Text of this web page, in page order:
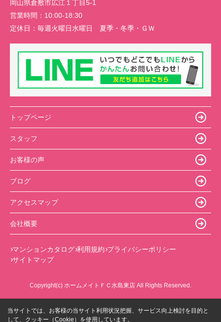
岡山県倉敷市広江１丁目5-1
営業時間： 10:00-18:30
定休日： 毎週火曜日水曜日 夏季・冬季・ＧＷ
トップページ
スタッフ
お客様の声
ブログ
アクセスマップ
会社概要
マンションカタログ 利用規約 プライバシーポリシー
サイトマップ
Copyright(c) ホームメイトＦＣ水島東店 All Rights Reserved.
当サイトでは、お客様の当サイト利用状況把握、サービス向上検討を目的と
して、クッキー（Cookie）を使用しています。